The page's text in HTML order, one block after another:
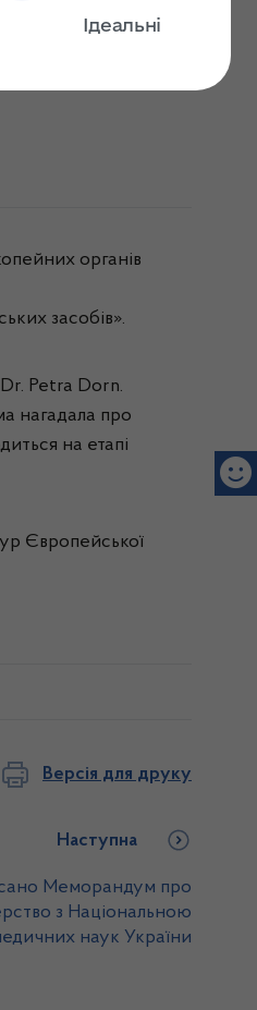
(NPA)
органів
засобів».
Petra Dorn.
нагадала про
на етапі
Європейської
Версія для друку
Наступна
Меморандум про
з Національною
наук України